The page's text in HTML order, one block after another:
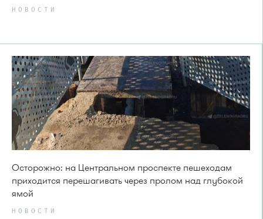
НОВОСТИ
Осторожно: на Центральном проспекте пешеходам
приходится перешагивать через пролом над глубокой
ямой
НОВОСТИ